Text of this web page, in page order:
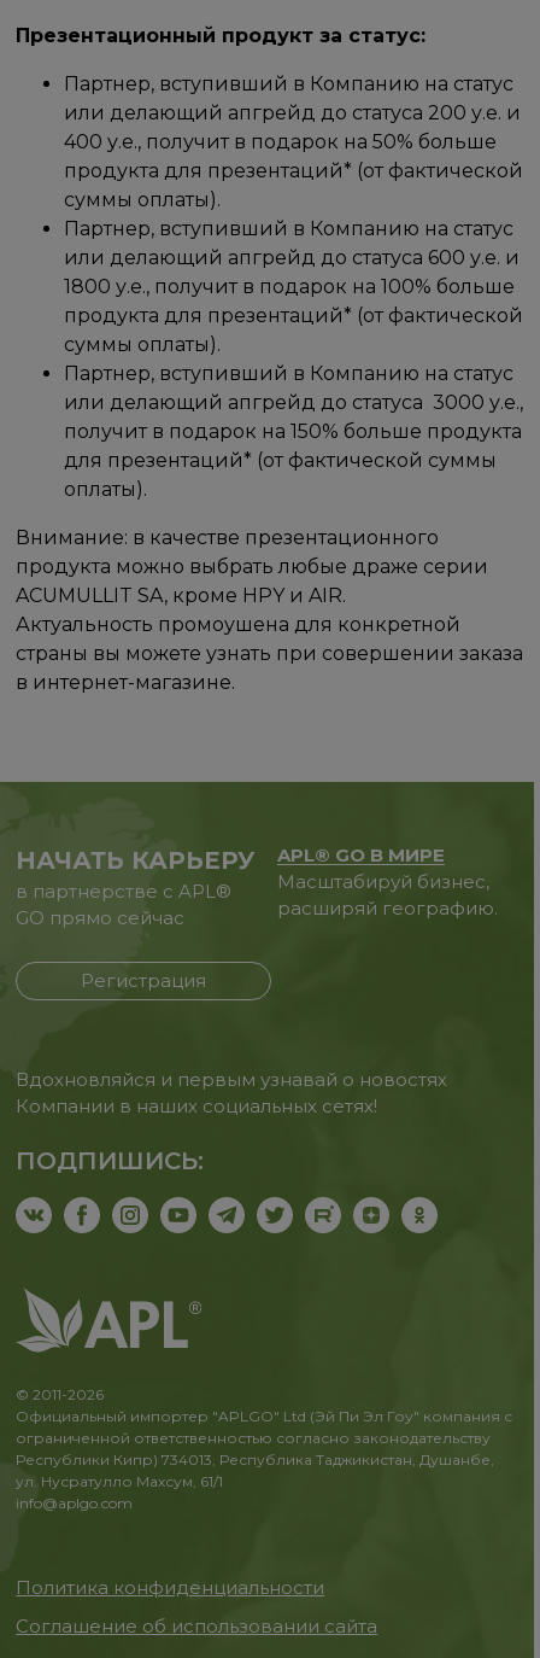
Презентационный продукт за статус:
Партнер, вступивший в Компанию на статус
или делающий апгрейд до статуса 200 у.е. и
400 у.е., получит в подарок на 50% больше
продукта для презентаций* (от фактической
суммы оплаты).
Партнер, вступивший в Компанию на статус
или делающий апгрейд до статуса 600 у.е. и
1800 у.е., получит в подарок на 100% больше
продукта для презентаций* (от фактической
суммы оплаты).
Партнер, вступивший в Компанию на статус
или делающий апгрейд до статуса ​ 3000 у.е.,
получит в подарок на 150% больше продукта
для презентаций* (от фактической суммы
оплаты).
Внимание: в качестве презентационного
продукта можно выбрать любые драже серии
ACUMULLIT SA, кроме HPY и AIR.
Актуальность промоушена для конкретной
страны вы можете узнать при совершении заказа
в интернет-магазине.
НАЧАТЬ КАРЬЕРУ
в партнерстве с APL®
GO прямо сейчас
Регистрация
APL® GO В МИРЕ
Масштабируй бизнес,
расширяй географию.
Вдохновляйся и первым узнавай о новостях
Компании в наших социальных сетях!
ПОДПИШИСЬ:
© 2011-2026
Официальный импортер "APLGO" Ltd (Эй Пи Эл Гоу" компания с
ограниченной ответственностью согласно законодательству
Республики Кипр) 734013, Республика Таджикистан, Душанбе,
ул. Нусратулло Махсум, 61/1
info@aplgo.com
Политика конфиденциальности
Соглашение об использовании сайта